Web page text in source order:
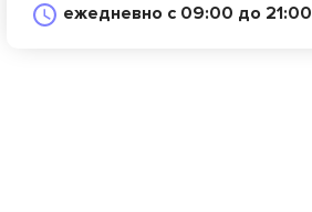
ежедневно с 09:00 до 21:00